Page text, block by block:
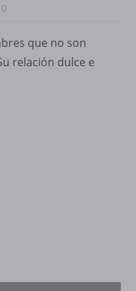
0
que no son
relación dulce e